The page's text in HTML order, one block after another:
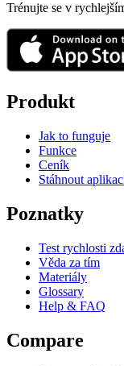
Trénujte se v
Produkt
Jak to funguje
Funkce
Ceník
Stáhnout
Poznatky
Test rychlosti
Věda za tím
Materiály
Glossary
Help & FAQ
Compare